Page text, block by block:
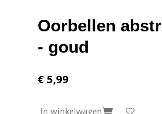
Oorbellen
- goud
€ 5,99
In winkelwagen